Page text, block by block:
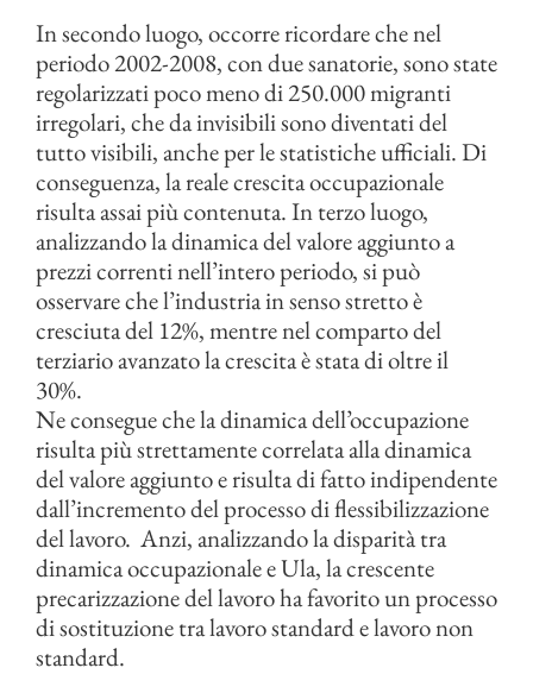
In secondo luogo, occorre ricordare che nel
periodo 2002-2008, con due sanatorie, sono state
regolarizzati poco meno di 250.000 migranti
irregolari, che da invisibili sono diventati del
tutto visibili, anche per le statistiche ufficiali. Di
conseguenza, la reale crescita occupazionale
risulta assai più contenuta. In terzo luogo,
analizzando la dinamica del valore aggiunto a
prezzi correnti nell’intero periodo, si può
osservare che l’industria in senso stretto è
cresciuta del 12%, mentre nel comparto del
terziario avanzato la crescita è stata di oltre il
30%.
Ne consegue che la dinamica dell’occupazione
risulta più strettamente correlata alla dinamica
del valore aggiunto e risulta di fatto indipendente
dall’incremento del processo di flessibilizzazione
del lavoro. Anzi, analizzando la disparità tra
dinamica occupazionale e Ula, la crescente
precarizzazione del lavoro ha favorito un processo
di sostituzione tra lavoro standard e lavoro non
standard.